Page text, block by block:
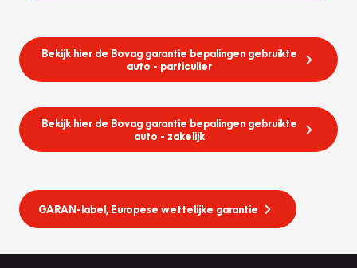
Bekijk hier de Bovag garantie bepalingen gebruikte
auto - particulier
Bekijk hier de Bovag garantie bepalingen gebruikte
auto - zakelijk
GARAN-label, Europese wettelijke garantie